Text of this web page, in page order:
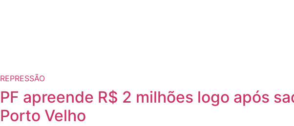
REPRESSÃO
PF apreende R$ 2 milhões logo após
Porto Velho